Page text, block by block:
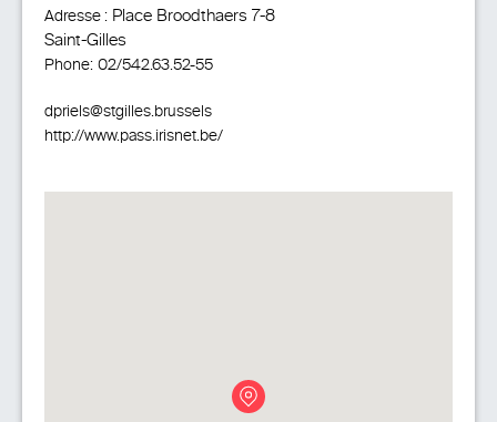
Adresse : Place Broodthaers 7-8
Saint-Gilles
Phone: 02/542.63.52-55
dpriels@stgilles.brussels
http://www.pass.irisnet.be/